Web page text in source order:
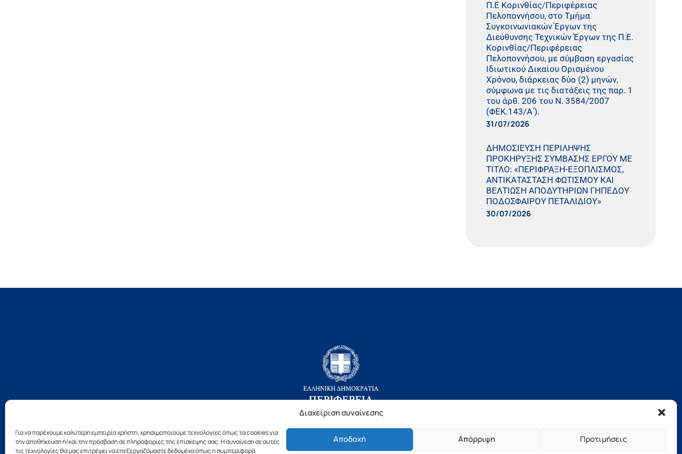
Διαχείριση συναίνεσης
Για να παρέχουμε καλύτερη εμπειρία χρήστη, χρησιμοποιούμε τεχνολογίες όπως τα cookies για
την αποθήκευση ή/και την πρόσβαση σε πληροφορίες της επίσκεψης σας. Η συναίνεση σε αυτές
τις τεχνολογίες θα μας επιτρέψει να επεξεργαζόμαστε δεδομένα όπως η συμπεριφορά
Αποδοχή Απόρριψη Προτιμήσεις
Π.Ε Κορινθίας/Περιφέρειας
Πελοποννήσου, στο Τμήμα
Συγκοινωνιακών Έργων της
Διεύθυνσης Τεχνικών Έργων της Π.Ε.
Κορινθίας/Περιφέρειας
Πελοποννήσου, με σύμβαση εργασίας
Ιδιωτικού Δικαίου Ορισμένου
Χρόνου, διάρκειας δύο (2) μηνών,
σύμφωνα με τις διατάξεις της παρ. 1
του άρθ. 206 του Ν. 3584/2007
(ΦΕΚ.143/Α΄).
31/07/2026
ΔΗΜΟΣΙΕΥΣΗ ΠΕΡΙΛΗΨΗΣ
ΠΡΟΚΗΡΥΞΗΣ ΣΥΜΒΑΣΗΣ ΕΡΓΟΥ ΜΕ
ΤΙΤΛΟ: «ΠΕΡΙΦΡΑΞΗ-ΕΞΟΠΛΙΣΜΟΣ,
ΑΝΤΙΚΑΤΑΣΤΑΣΗ ΦΩΤΙΣΜΟΥ ΚΑΙ
ΒΕΛΤΙΩΣΗ ΑΠΟΔΥΤΗΡΙΩΝ ΓΗΠΕΔΟΥ
ΠΟΔΟΣΦΑΙΡΟΥ ΠΕΤΑΛΙΔΙΟΥ»
30/07/2026
Copyright © 2019 Περιφέρεια Πελοποννήσου.
Σχεδιασμός & Υλοποίηση από τηνλimeframeγια την Περιφέρεια Πελοποννήσου